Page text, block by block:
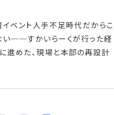
ベント人手不足時代だからこ
──すかいらーくが行った経
進めた、現場と本部の再設計